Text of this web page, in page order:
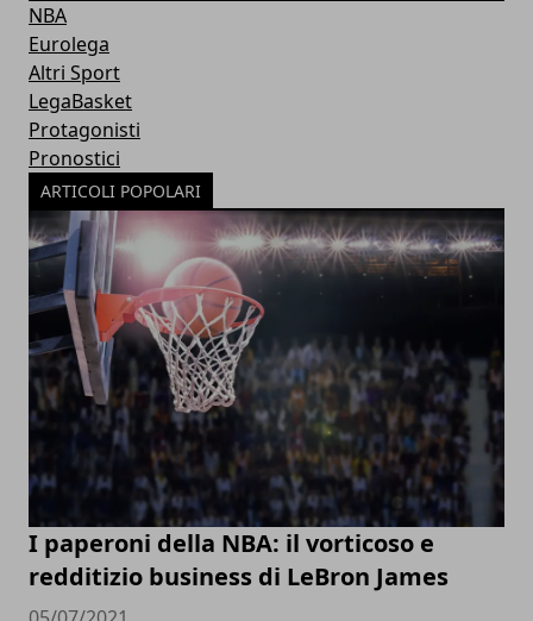
NBA
Eurolega
Altri Sport
LegaBasket
Protagonisti
Pronostici
ARTICOLI POPOLARI
I paperoni della NBA: il vorticoso e
redditizio business di LeBron James